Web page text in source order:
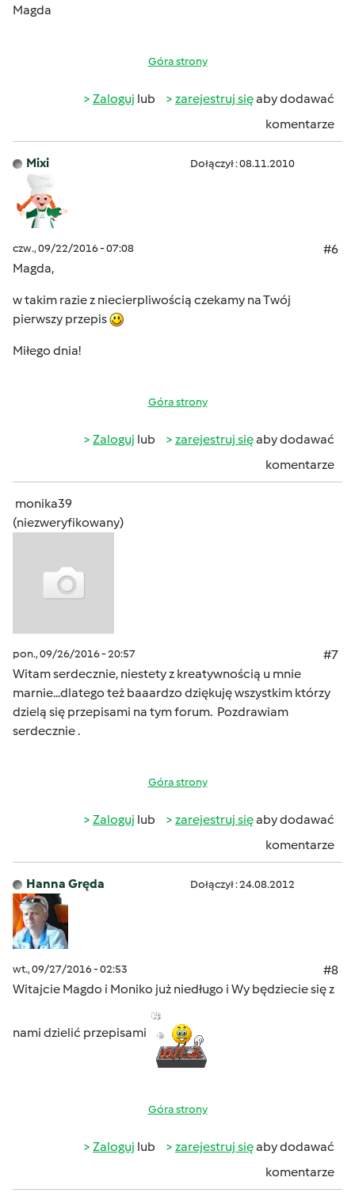
Magda
Góra strony
Zaloguj lub zarejestruj sięaby dodawać
komentarze
Mixi Dołączył : 08.11.2010
czw., 09/22/2016 - 07:08
#6
Magda,
w takim razie z niecierpliwością czekamy na Twój
pierwszy przepis
Miłego dnia!
Góra strony
Zaloguj lub zarejestruj sięaby dodawać
komentarze
monika39
(niezweryfikowany)
pon., 09/26/2016 - 20:57
#7
Witam serdecznie, niestety z kreatywnością u mnie
marnie...dlatego też baaardzo dziękuję wszystkim którzy
dzielą się przepisami na tym forum. Pozdrawiam
serdecznie .
Góra strony
Zaloguj lub zarejestruj sięaby dodawać
komentarze
Hanna Gręda Dołączył : 24.08.2012
wt., 09/27/2016 - 02:53
#8
Witajcie Magdo i Moniko już niedługo i Wy będziecie się z
nami dzielić przepisami
Góra strony
Zaloguj lub zarejestruj sięaby dodawać
komentarze